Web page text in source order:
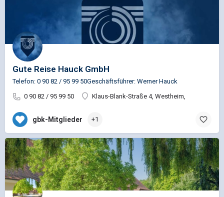
Gute Reise Hauck GmbH
Telefon: 0 90 82 / 95 99 50Geschäftsführer: Werner Hauck
0 90 82 / 95 99 50
Klaus-Blank-Straße 4, Westheim,
gbk-Mitglieder +1